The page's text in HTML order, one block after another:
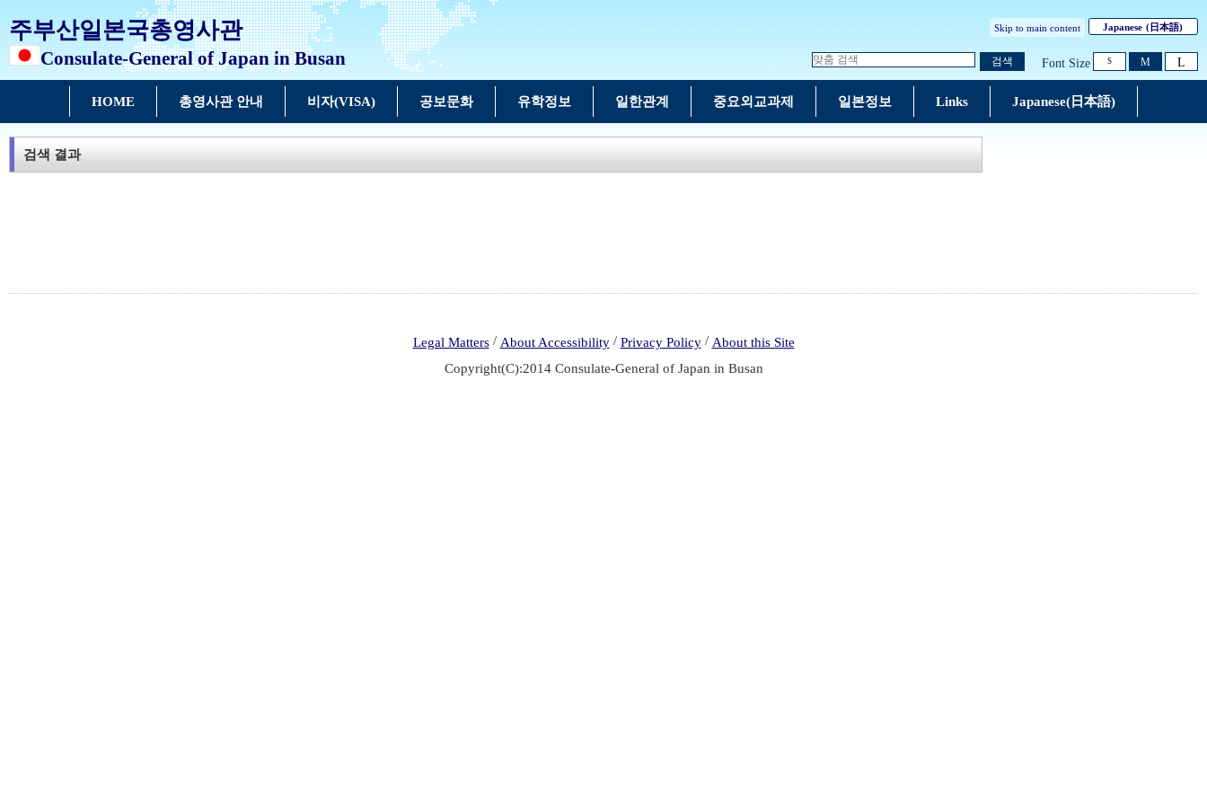
주부산일본국총영사관
Consulate-General of Japan in Busan
Skip to main content Japanese (日本語)
검색 Font Size S M L
HOME 총영사관 안내 비자(VISA) 공보문화 유학정보 일한관계 중요외교과제 일본정보 Links Japanese(日本語)
검색 결과
Legal Matters / About Accessibility / Privacy Policy / About this Site
Copyright(C):2014 Consulate-General of Japan in Busan